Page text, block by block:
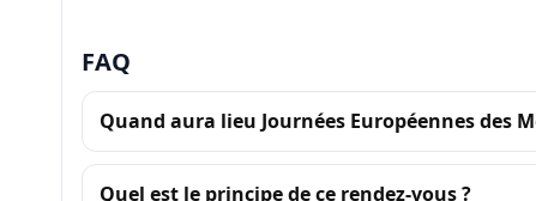
FAQ
Quand aura lieu Journées Européennes des
Quel est le principe de ce rendez-vous ?